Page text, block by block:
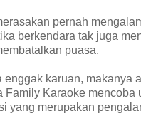
pernah
berkendara tak juga
puasa.
karuan, makanya
Family Karaoke mencoba
yang merupakan